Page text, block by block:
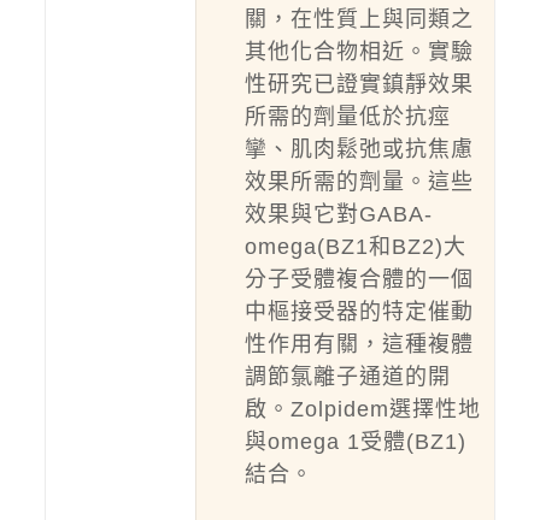
關，在性質上與同類之
其他化合物相近。實驗
性研究已證實鎮靜效果
所需的劑量低於抗痙
攣、肌肉鬆弛或抗焦慮
效果所需的劑量。這些
效果與它對GABA-
omega(BZ1和BZ2)大
分子受體複合體的一個
中樞接受器的特定催動
性作用有關，這種複體
調節氯離子通道的開
啟。Zolpidem選擇性地
與omega 1受體(BZ1)
結合。